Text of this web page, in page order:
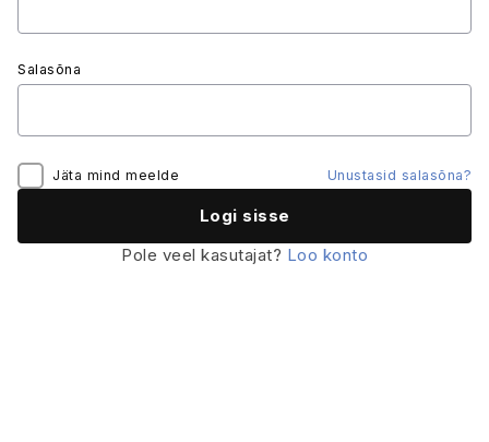
Salasõna
Jäta mind meelde Unustasid salasõna?
Pole veel kasutajat? Loo konto